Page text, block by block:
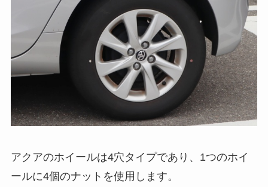
アクアのホイールは4穴タイプであり、1つのホイ
ールに4個のナットを使用します。